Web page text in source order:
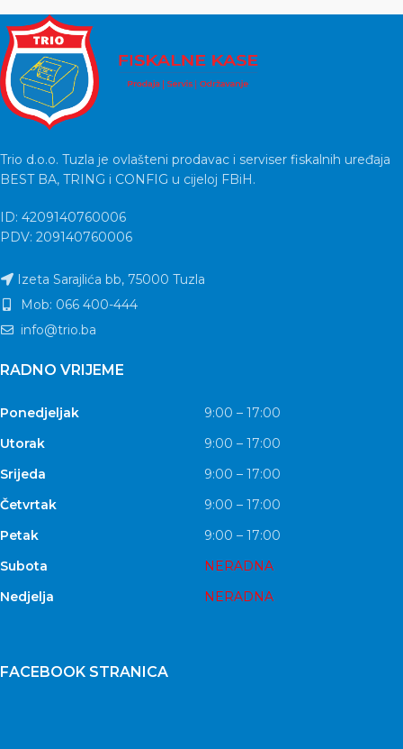
Trio d.o.o. Tuzla je ovlašteni prodavac i serviser fiskalnih uređaja
BEST BA, TRING i CONFIG u cijeloj FBiH.
ID: 4209140760006
PDV: 209140760006
Izeta Sarajlića bb, 75000 Tuzla
Mob: 066 400-444
info@trio.ba
RADNO VRIJEME
Ponedjeljak
9:00 – 17:00
Utorak
9:00 – 17:00
Srijeda
9:00 – 17:00
Četvrtak
9:00 – 17:00
Petak
9:00 – 17:00
Subota
NERADNA
Nedjelja
NERADNA
FACEBOOK STRANICA